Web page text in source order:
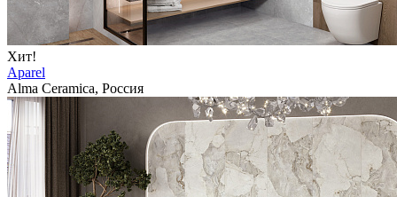
Хит!
Aparel
Alma Ceramica, Россия